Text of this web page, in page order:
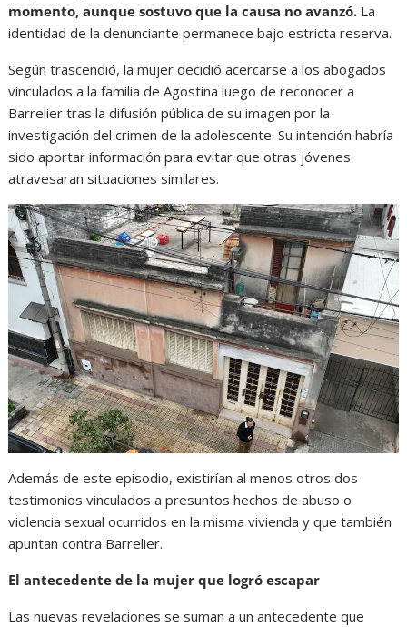
momento, aunque sostuvo que la causa no avanzó. La
identidad de la denunciante permanece bajo estricta reserva.
Según trascendió, la mujer decidió acercarse a los abogados
vinculados a la familia de Agostina luego de reconocer a
Barrelier tras la difusión pública de su imagen por la
investigación del crimen de la adolescente. Su intención habría
sido aportar información para evitar que otras jóvenes
atravesaran situaciones similares.
Además de este episodio, existirían al menos otros dos
testimonios vinculados a presuntos hechos de abuso o
violencia sexual ocurridos en la misma vivienda y que también
apuntan contra Barrelier.
El antecedente de la mujer que logró escapar
Las nuevas revelaciones se suman a un antecedente que